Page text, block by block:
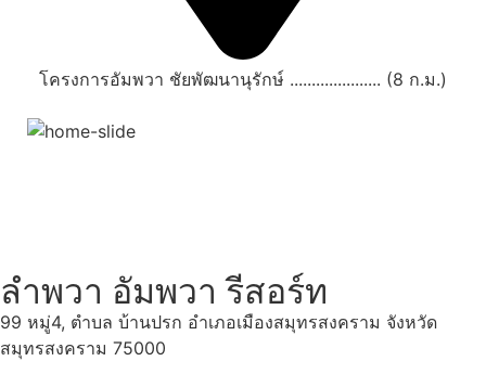
โครงการอัมพวา ชัยพัฒนานุรักษ์ ..................... (8 ก.ม.)
ลำพวา อัมพวา รีสอร์ท
99 หมู่4, ตำบล บ้านปรก อำเภอเมืองสมุทรสงคราม จังหวัด
สมุทรสงคราม 75000